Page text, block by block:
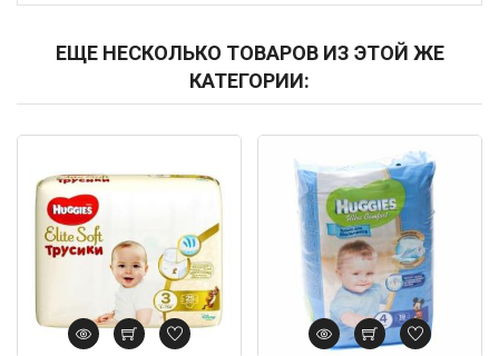
ЕЩЕ НЕСКОЛЬКО ТОВАРОВ ИЗ ЭТОЙ ЖЕ
КАТЕГОРИИ: